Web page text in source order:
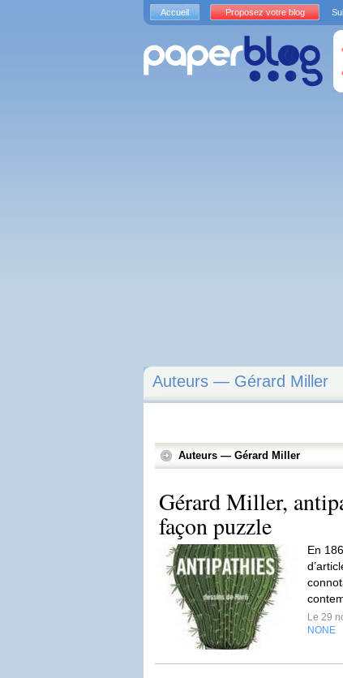
Auteurs — Gérard Miller
Auteurs — Gérard Miller
Gérard Miller,
façon puzzle
En
Le 29
NONE
Accueil Proposez votre blog